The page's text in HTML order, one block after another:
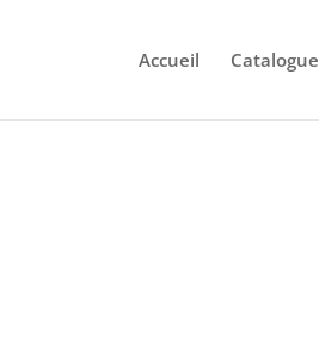
Accueil Catalogue